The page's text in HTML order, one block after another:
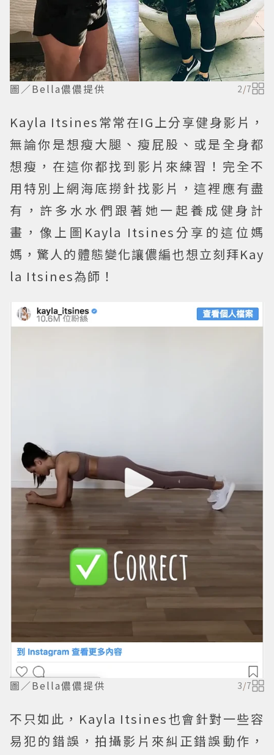
圖／Bella儂儂提供 2/7
Kayla Itsines常常在IG上分享健身影片，
無論你是想瘦大腿、瘦屁股、或是全身都
想瘦，在這你都找到影片來練習！完全不
用特別上網海底撈針找影片，這裡應有盡
有，許多水水們跟著她一起養成健身計
畫，像上圖Kayla Itsines分享的這位媽
媽，驚人的體態變化讓儂編也想立刻拜Kay
la Itsines為師！
圖／Bella儂儂提供 3/7
不只如此，Kayla Itsines也會針對一些容
易犯的錯誤，拍攝影片來糾正錯誤動作，